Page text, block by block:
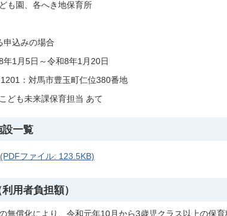
も園、各へき地保育所
申込みの場合
年1月5日～令和8年1月20日
：対馬市豊玉町仁位380番地
ども未来課保育担当 あて
設一覧
ファイル: 123.5KB)
用者負担額）
無償化により、令和元年10月から3歳児クラス以上の保